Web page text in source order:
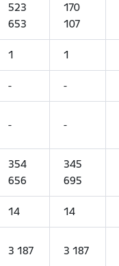
523
653
170
107
1 1
- -
- -
354
656
345
695
14 14
3 187 3 187